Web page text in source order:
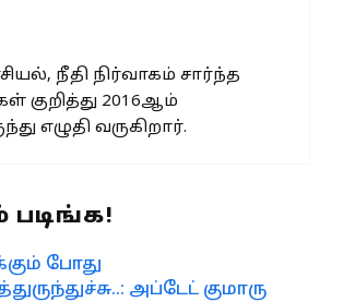
நீதி நிர்வாகம் சார்ந்த
குறித்து 2016ஆம்
எழுதி வருகிறார்.
படிங்க!
போது
அப்டேட் குமாரு